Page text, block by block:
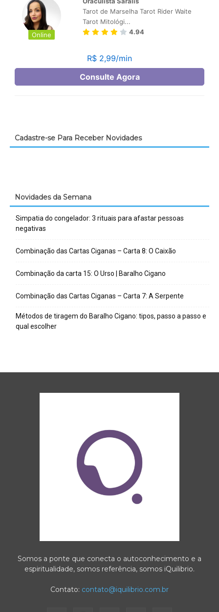
Cadastre-se Para Receber Novidades
Novidades da Semana
Simpatia do congelador: 3 rituais para afastar pessoas
negativas
Combinação das Cartas Ciganas – Carta 8: O Caixão
Combinação da carta 15: O Urso | Baralho Cigano
Combinação das Cartas Ciganas – Carta 7: A Serpente
Métodos de tiragem do Baralho Cigano: tipos, passo a passo e
qual escolher
Somos a ponte que conecta o autoconhecimento e a
espiritualidade, somos referência, somos iQuilibrio.
Contato: contato@iquilibrio.com.br